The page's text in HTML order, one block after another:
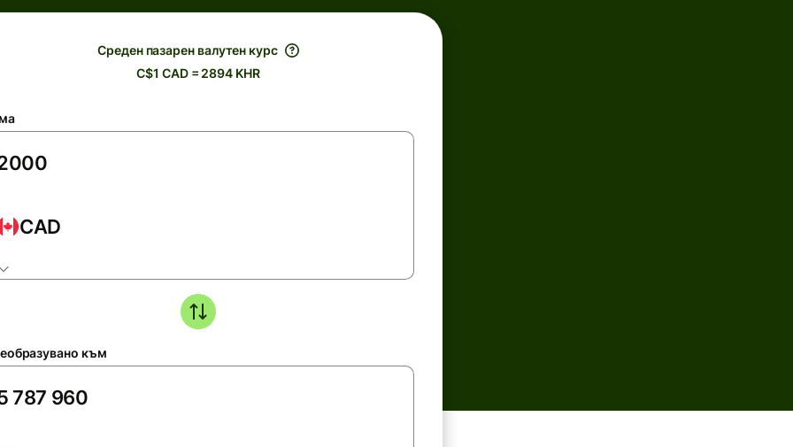
Среден пазарен валутен курс
C$1 CAD = 2894 KHR
CAD
към